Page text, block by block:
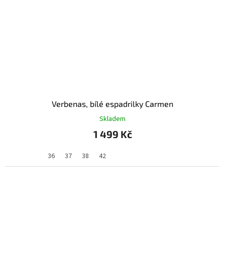
Verbenas, bílé espadrilky Carmen
Skladem
1 499 Kč
36 37 38 42